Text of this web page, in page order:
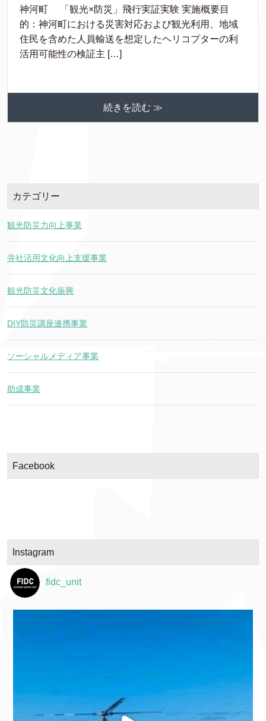
神河町 「観光×防災」飛行実証実験 実施概要目
的：神河町における災害対応および観光利用、地域
住民を含めた人員輸送を想定したヘリコプターの利
活用可能性の検証主 […]
続きを読む ≫
カテゴリー
観光防災力向上事業
寺社活用文化向上支援事業
観光防災文化振興
DIY防災講座連携事業
ソーシャルメディア事業
助成事業
Facebook
Instagram
fidc_unit